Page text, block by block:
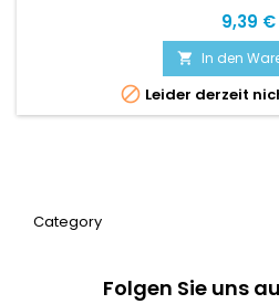
Preis
9,39 €
 In den
 Leider derzeit
Category
Folgen Sie uns